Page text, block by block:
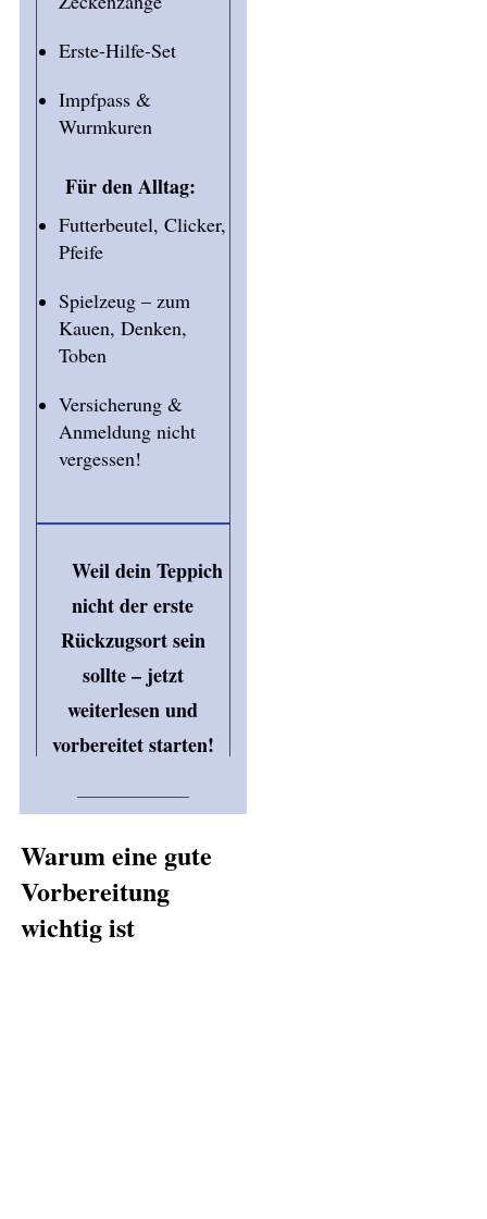
Erste-Hilfe-Set
Impfpass &
Wurmkuren
Für den Alltag:
Futterbeutel, Clicker,
Pfeife
Spielzeug – zum
Kauen, Denken,
Toben
Versicherung &
Anmeldung nicht
vergessen!
Weil dein Teppich
nicht der erste
Rückzugsort sein
sollte – jetzt
weiterlesen und
vorbereitet starten!
Warum eine gute
Vorbereitung
wichtig ist